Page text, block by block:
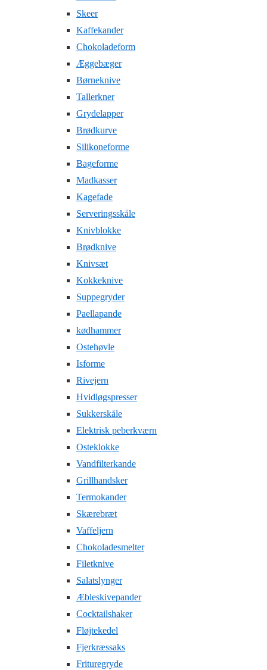
Skeer
Kaffekander
Chokoladeform
Æggebæger
Børneknive
Tallerkner
Grydelapper
Brødkurve
Silikoneforme
Bageforme
Madkasser
Kagefade
Serveringsskåle
Knivblokke
Brødknive
Knivsæt
Kokkeknive
Suppegryder
Paellapande
kødhammer
Ostehøvle
Isforme
Rivejern
Hvidløgspresser
Sukkerskåle
Elektrisk peberkværn
Osteklokke
Vandfilterkande
Grillhandsker
Termokander
Skærebræt
Vaffeljern
Chokoladesmelter
Filetknive
Salatslynger
Æbleskivepander
Cocktailshaker
Fløjtekedel
Fjerkræssaks
Frituregryde